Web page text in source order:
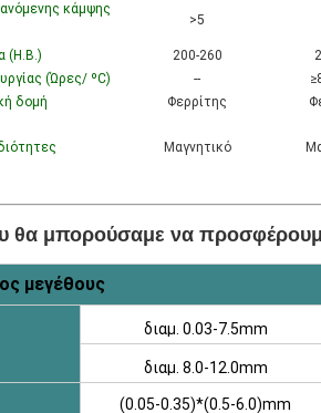
κάμψης
>5
(H.B.) 200-260
(Ώρες/ ºC)
--
δομή
Φερρίτης
Μαγνητικό
θα μπορούσαμε να
μεγέθους
διαμ. 0.03-7.5mm
διαμ. 8.0-12.0mm
(0.05-0.35)*(0.5-6.0)mm